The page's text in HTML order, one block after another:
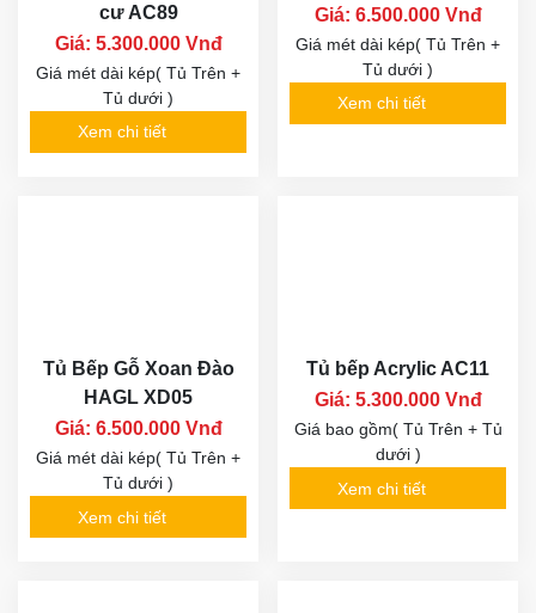
cư AC89
Giá: 5.300.000 Vnđ
Giá mét dài kép( Tủ Trên +
Tủ dưới )
Xem chi tiết
Giá: 6.500.000 Vnđ
Giá mét dài kép( Tủ Trên +
Tủ dưới )
Xem chi tiết
Tủ Bếp Gỗ Xoan Đào
HAGL XD05
Giá: 6.500.000 Vnđ
Giá mét dài kép( Tủ Trên +
Tủ dưới )
Xem chi tiết
Tủ bếp Acrylic AC11
Giá: 5.300.000 Vnđ
Giá bao gồm( Tủ Trên + Tủ
dưới )
Xem chi tiết